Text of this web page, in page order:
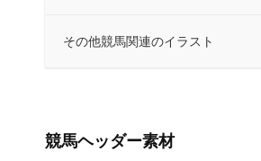
その他競馬関連のイラスト
競馬ヘッダー素材